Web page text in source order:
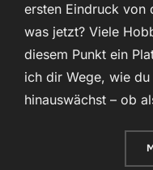
ersten Eindruck von
was jetzt? Viele
diesem Punkt ein
ich dir Wege, wie
hinauswächst – ob